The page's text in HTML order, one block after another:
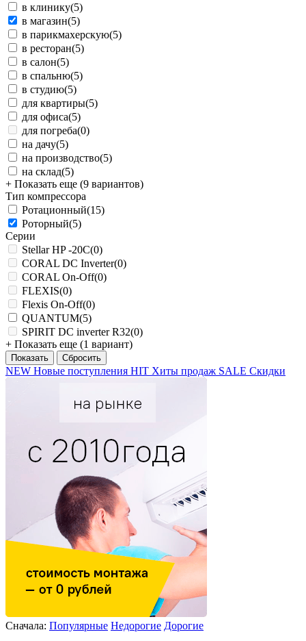
в клинику(5)
в магазин(5)
в парикмахерскую(5)
в ресторан(5)
в салон(5)
в спальню(5)
в студию(5)
для квартиры(5)
для офиса(5)
для погреба(0)
на дачу(5)
на производство(5)
на склад(5)
+ Показать еще (9 вариантов)
Тип компрессора
Ротационный(15)
Роторный(5)
Серии
Stellar HP -20С(0)
CORAL DC Inverter(0)
CORAL On-Off(0)
FLEXIS(0)
Flexis On-Off(0)
QUANTUM(5)
SPIRIT DC inverter R32(0)
+ Показать еще (1 вариант)
NEW Новые поступления HIT Хиты продаж SALE Скидки
Сначала: Популярные Недорогие Дорогие